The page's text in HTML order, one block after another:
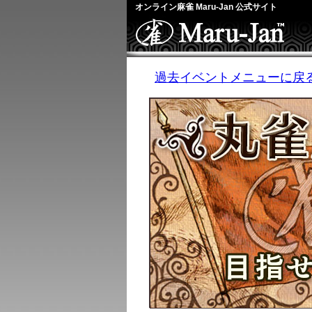
オンライン麻雀 Maru-Jan 公式サイト
過去イベントメニューに戻